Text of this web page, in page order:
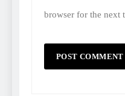
browser for the next